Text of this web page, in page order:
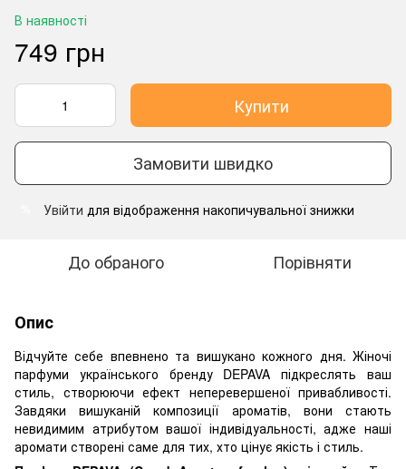
В наявності
749 грн
Купити
Замовити швидко
Увійти для відображення накопичувальної знижки
До обраного Порівняти
Опис
Відчуйте себе впевнено та вишукано кожного дня. Жіночі
парфуми українського бренду DEPAVA підкреслять ваш
стиль, створюючи ефект неперевершеної привабливості.
Завдяки вишуканій композиції ароматів, вони стають
невидимим атрибутом вашої індивідуальності, адже наші
аромати створені саме для тих, хто цінує якість і стиль.